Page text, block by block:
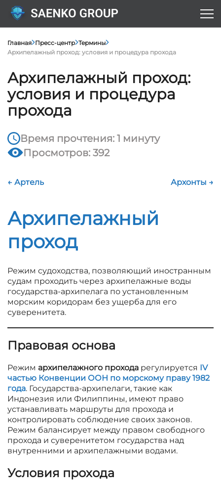
Главная Пресс-центр Термины
Архипелажный проход: условия и процедура прохода
Архипелажный проход:
условия и процедура
прохода
Время прочтения: 1 минуту
Просмотров: 392
← Артель Архонты →
Архипелажный
проход
Режим судоходства, позволяющий иностранным
судам проходить через архипелажные воды
государства-архипелага по установленным
морским коридорам без ущерба для его
суверенитета.
Правовая основа
Режим архипелажного прохода регулируется IV
частью Конвенции ООН по морскому праву 1982
года. Государства-архипелаги, такие как
Индонезия или Филиппины, имеют право
устанавливать маршруты для прохода и
контролировать соблюдение своих законов.
Режим балансирует между правом свободного
прохода и суверенитетом государства над
внутренними и архипелажными водами.
Условия прохода